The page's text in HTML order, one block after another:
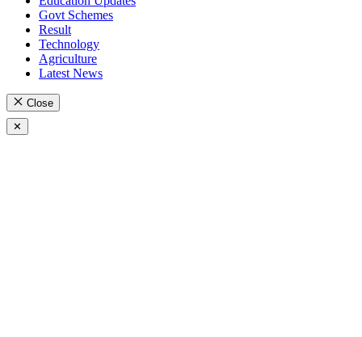
Govt Schemes
Result
Technology
Agriculture
Latest News
Close
✕